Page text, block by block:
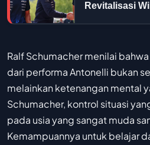
Revitalisasi
Ralf Schumacher menilai
dari performa Antonelli bukan
melainkan ketenangan mental
Schumacher, kontrol situasi
pada usia yang sangat muda
Kemampuannya untuk belajar